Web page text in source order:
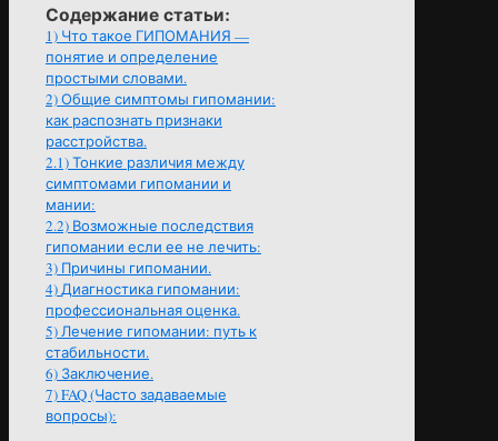
Содержание статьи:
1) Что такое ГИПОМАНИЯ —
понятие и определение
простыми словами.
2)Общие симптомы гипомании:
как распознать признаки
расстройства.
2.1)Тонкие различия между
симптомами гипомании и
мании:
2.2) Возможные последствия
гипомании если ее не лечить:
3) Причины гипомании.
4)Диагностика гипомании:
профессиональная оценка.
5)Лечение гипомании: путь к
стабильности.
6) Заключение.
7)FAQ (Часто задаваемые
вопросы):